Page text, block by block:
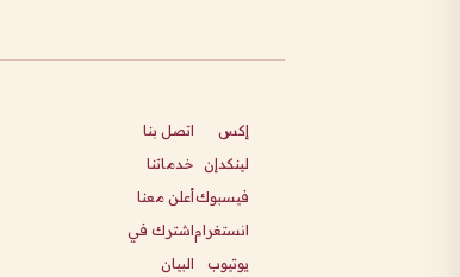
إكس
لينكدإن
فيسبوك
انستغرام
يوتيوب
اتصل بنا
خدماتنا
أعلن معنا
اشترك في
البيان